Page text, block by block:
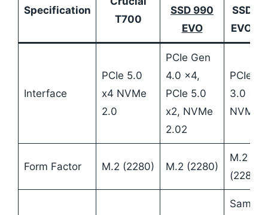
Specification
T700
SSD 990
EVO
SSD
EVO
Interface
PCIe 5.0
x4 NVMe
2.0
PCIe Gen
4.0 x4,
PCIe 5.0
x2, NVMe
2.02
PCIe
3.0 x4,
NVMe
Form Factor M.2 (2280) M.2 (2280)
M.2
(2280)